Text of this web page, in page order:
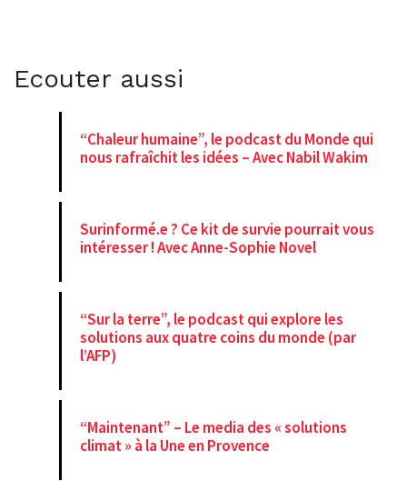
Ecouter aussi
“Chaleur humaine”, le podcast du Monde qui
nous rafraîchit les idées – Avec Nabil Wakim
Surinformé.e ? Ce kit de survie pourrait vous
intéresser ! Avec Anne-Sophie Novel
“Sur la terre”, le podcast qui explore les
solutions aux quatre coins du monde (par
l’AFP)
“Maintenant” – Le media des « solutions
climat » à la Une en Provence